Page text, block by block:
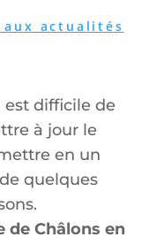
actualités
est difficile de
à jour le
en un
quelques
de Châlons en